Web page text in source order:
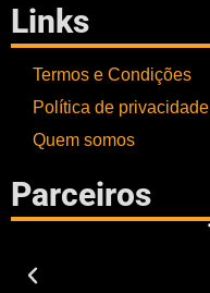
Links
Termos e Condições
Política de privacidade
Quem somos
Parceiros